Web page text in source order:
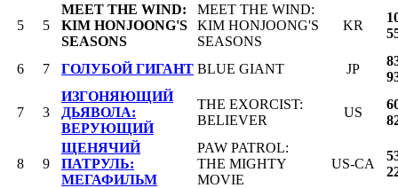
5 5
MEET THE WIND:
KIM HONJOONG'S
SEASONS
MEET THE WIND:
KIM HONJOONG'S
SEASONS
KR
6 7 ГОЛУБОЙ ГИГАНТ BLUE GIANT JP
7 3
ИЗГОНЯЮЩИЙ
ДЬЯВОЛА:
ВЕРУЮЩИЙ
THE EXORCIST:
BELIEVER
US
8 9
ЩЕНЯЧИЙ
ПАТРУЛЬ:
МЕГАФИЛЬМ
PAW PATROL:
THE MIGHTY
MOVIE
US-CA